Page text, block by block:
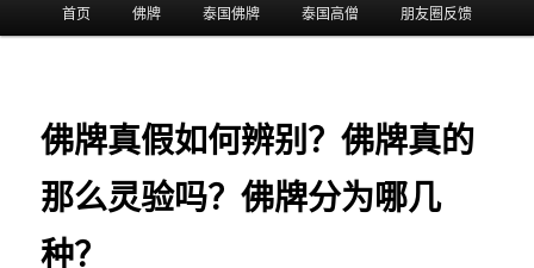
首页 佛牌 泰国佛牌 泰国高僧 朋友圈反馈
佛牌真假如何辨别？佛牌真的
那么灵验吗？佛牌分为哪几
种？